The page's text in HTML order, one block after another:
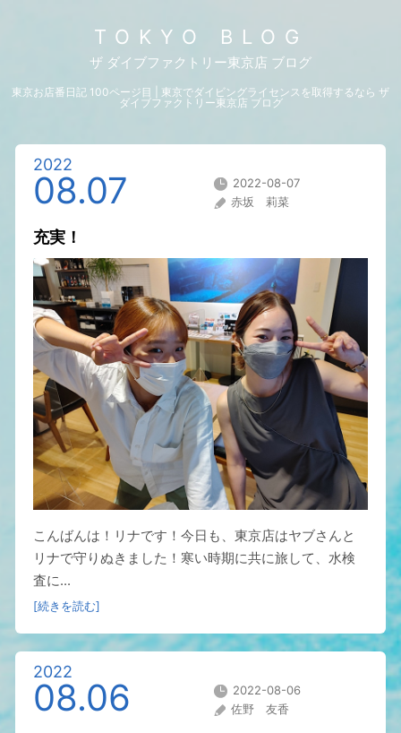
TOKYO BLOG
ザ ダイブファクトリー東京店 ブログ
東京お店番日記 100ページ目 | 東京でダイビングライセンスを取得するなら ザ
ダイブファクトリー東京店 ブログ
2022
08.07
2022-08-07
赤坂 莉菜
充実！
こんばんは！リナです！今日も、東京店はヤブさんと
リナで守りぬきました！寒い時期に共に旅して、水検
査に...
[続きを読む]
2022
08.06
2022-08-06
佐野 友香